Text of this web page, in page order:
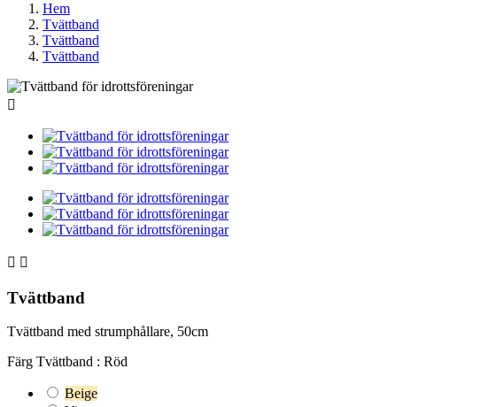
Hem
Tvättband
Tvättband
Tvättband

 
Tvättband
Tvättband med strumphållare, 50cm
Färg Tvättband : Röd
Beige